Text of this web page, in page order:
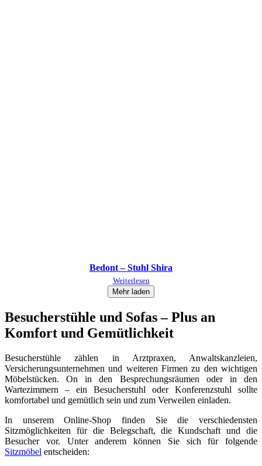
Bedont – Stuhl Shira
Weiterlesen
Mehr laden
Besucherstühle und Sofas – Plus an
Komfort und Gemütlichkeit
Besucherstühle zählen in Arztpraxen, Anwaltskanzleien,
Versicherungsunternehmen und weiteren Firmen zu den wichtigen
Möbelstücken. On in den Besprechungsräumen oder in den
Wartezimmern – ein Besucherstuhl oder Konferenzstuhl sollte
komfortabel und gemütlich sein und zum Verweilen einladen.
In unserem Online-Shop finden Sie die verschiedensten
Sitzmöglichkeiten für die Belegschaft, die Kundschaft und die
Besucher vor. Unter anderem können Sie sich für folgende
Sitzmöbel entscheiden: